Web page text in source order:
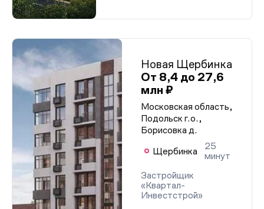
Новая Щербинка
От 8,4 до 27,6
млн ₽
Московская область,
Подольск г.о.,
Борисовка д.
Щербинка
25
минут
Застройщик
«Квартал-
Инвестстрой»